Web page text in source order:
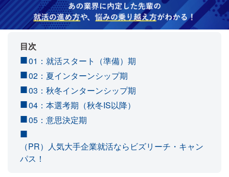
目次
01：就活スタート（準備）期
02：夏インターンシップ期
03：秋冬インターンシップ期
04：本選考期（秋冬IS以降）
05：意思決定期
（PR）人気大手企業就活ならビズリーチ・キャン
パス！